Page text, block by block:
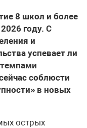
8 школ и более
году. С
и
успевает ли
соблюсти
в новых
острых